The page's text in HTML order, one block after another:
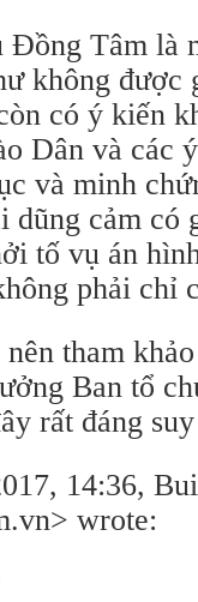
Tâm là
không được
có ý kiến
Dân và các
và minh
dũng cảm có
tố vụ án
phải chỉ
tham
Ban tổ
rất đáng
14:36,
wrote: